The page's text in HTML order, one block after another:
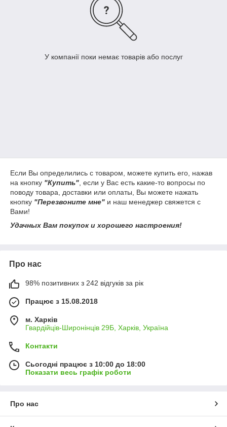
У компанії поки немає товарів або послуг
Если Вы определились с товаром, можете купить его, нажав
на кнопку "Купить", если у Вас есть какие-то вопросы по
поводу товара, доставки или оплаты, Вы можете нажать
кнопку "Перезвоните мне" и наш менеджер свяжется с
Вами!
Удачных Вам покупок и хорошего настроения!
Про нас
98% позитивних з 242 відгуків за рік
Працює з 15.08.2018
м. Харків
Гвардійців-Широнінців 29Б, Харків, Україна
Контакти
Сьогодні працює з 10:00 до 18:00
Показати весь графік роботи
Про нас